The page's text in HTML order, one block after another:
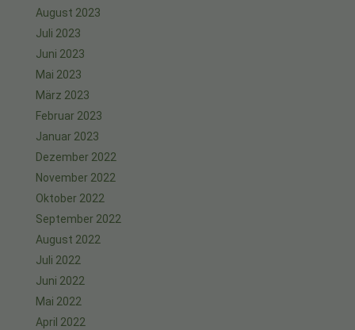
August 2023
Juli 2023
Juni 2023
Mai 2023
März 2023
Februar 2023
Januar 2023
Dezember 2022
November 2022
Oktober 2022
September 2022
August 2022
Juli 2022
Juni 2022
Mai 2022
April 2022